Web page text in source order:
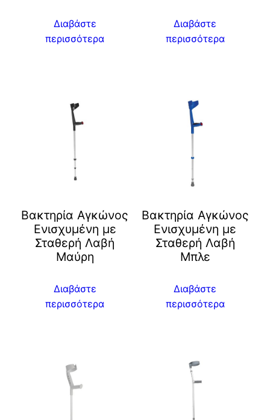
Διαβάστε
περισσότερα
Διαβάστε
περισσότερα
Βακτηρία Αγκώνος
Ενισχυμένη με
Σταθερή Λαβή
Μαύρη
Διαβάστε
περισσότερα
Βακτηρία Αγκώνος
Ενισχυμένη με
Σταθερή Λαβή
Μπλε
Διαβάστε
περισσότερα